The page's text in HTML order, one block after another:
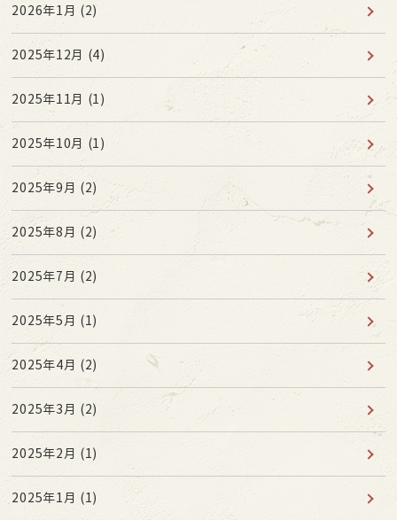
2026年1月 (2)
2025年12月 (4)
2025年11月 (1)
2025年10月 (1)
2025年9月 (2)
2025年8月 (2)
2025年7月 (2)
2025年5月 (1)
2025年4月 (2)
2025年3月 (2)
2025年2月 (1)
2025年1月 (1)